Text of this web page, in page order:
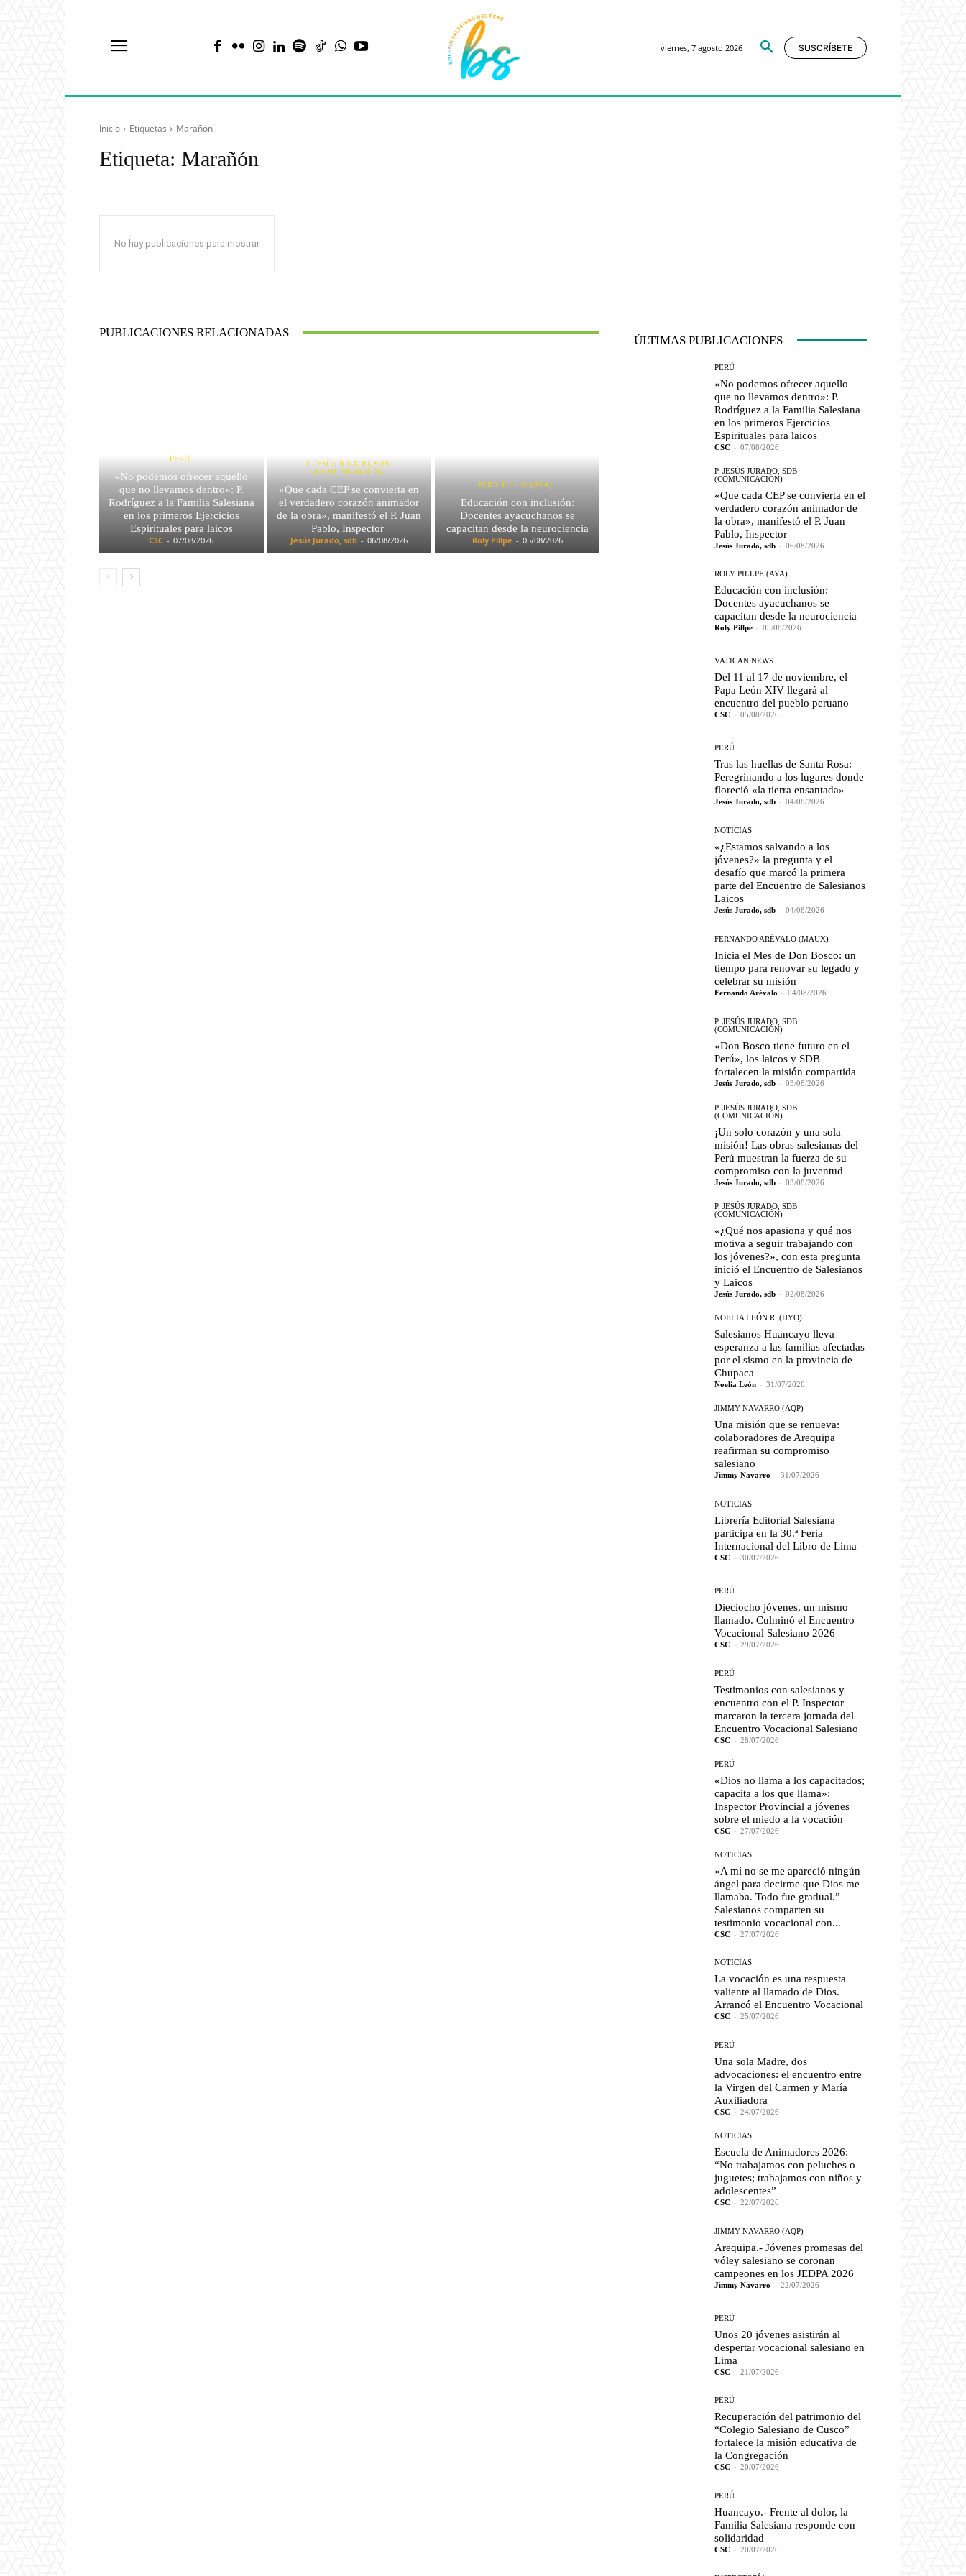
viernes, 7 agosto 2026 SUSCRÍBETE
Inicio Etiquetas Marañón
Etiqueta: Marañón
No hay publicaciones para mostrar
PUBLICACIONES RELACIONADAS
PERÚ
«No podemos ofrecer aquello
que no llevamos dentro»: P.
Rodríguez a la Familia Salesiana
en los primeros Ejercicios
Espirituales para laicos
CSC - 07/08/2026
P. JESÚS JURADO, SDB
(COMUNICACIÓN)
«Que cada CEP se convierta en
el verdadero corazón animador
de la obra», manifestó el P. Juan
Pablo, Inspector
Jesús Jurado, sdb - 06/08/2026
ROLY PILLPE (AYA)
Educación con inclusión:
Docentes ayacuchanos se
capacitan desde la neurociencia
Roly Pillpe - 05/08/2026
ÚLTIMAS PUBLICACIONES
PERÚ
«No podemos ofrecer aquello
que no llevamos dentro»: P.
Rodríguez a la Familia Salesiana
en los primeros Ejercicios
Espirituales para laicos
CSC - 07/08/2026
P. JESÚS JURADO, SDB
(COMUNICACIÓN)
«Que cada CEP se convierta en el
verdadero corazón animador de
la obra», manifestó el P. Juan
Pablo, Inspector
Jesús Jurado, sdb - 06/08/2026
ROLY PILLPE (AYA)
Educación con inclusión:
Docentes ayacuchanos se
capacitan desde la neurociencia
Roly Pillpe - 05/08/2026
VATICAN NEWS
Del 11 al 17 de noviembre, el
Papa León XIV llegará al
encuentro del pueblo peruano
CSC - 05/08/2026
PERÚ
Tras las huellas de Santa Rosa:
Peregrinando a los lugares donde
floreció «la tierra ensantada»
Jesús Jurado, sdb - 04/08/2026
NOTICIAS
«¿Estamos salvando a los
jóvenes?» la pregunta y el
desafío que marcó la primera
parte del Encuentro de Salesianos
Laicos
Jesús Jurado, sdb - 04/08/2026
FERNANDO ARÉVALO (MAUX)
Inicia el Mes de Don Bosco: un
tiempo para renovar su legado y
celebrar su misión
Fernando Arévalo - 04/08/2026
P. JESÚS JURADO, SDB
(COMUNICACIÓN)
«Don Bosco tiene futuro en el
Perú», los laicos y SDB
fortalecen la misión compartida
Jesús Jurado, sdb - 03/08/2026
P. JESÚS JURADO, SDB
(COMUNICACIÓN)
¡Un solo corazón y una sola
misión! Las obras salesianas del
Perú muestran la fuerza de su
compromiso con la juventud
Jesús Jurado, sdb - 03/08/2026
P. JESÚS JURADO, SDB
(COMUNICACIÓN)
«¿Qué nos apasiona y qué nos
motiva a seguir trabajando con
los jóvenes?», con esta pregunta
inició el Encuentro de Salesianos
y Laicos
Jesús Jurado, sdb - 02/08/2026
NOELIA LEÓN R. (HYO)
Salesianos Huancayo lleva
esperanza a las familias afectadas
por el sismo en la provincia de
Chupaca
Noelia León - 31/07/2026
JIMMY NAVARRO (AQP)
Una misión que se renueva:
colaboradores de Arequipa
reafirman su compromiso
salesiano
Jimmy Navarro - 31/07/2026
NOTICIAS
Librería Editorial Salesiana
participa en la 30.ª Feria
Internacional del Libro de Lima
CSC - 30/07/2026
PERÚ
Dieciocho jóvenes, un mismo
llamado. Culminó el Encuentro
Vocacional Salesiano 2026
CSC - 29/07/2026
PERÚ
Testimonios con salesianos y
encuentro con el P. Inspector
marcaron la tercera jornada del
Encuentro Vocacional Salesiano
CSC - 28/07/2026
PERÚ
«Dios no llama a los capacitados;
capacita a los que llama»:
Inspector Provincial a jóvenes
sobre el miedo a la vocación
CSC - 27/07/2026
NOTICIAS
«A mí no se me apareció ningún
ángel para decirme que Dios me
llamaba. Todo fue gradual.” –
Salesianos comparten su
testimonio vocacional con...
CSC - 27/07/2026
NOTICIAS
La vocación es una respuesta
valiente al llamado de Dios.
Arrancó el Encuentro Vocacional
CSC - 25/07/2026
PERÚ
Una sola Madre, dos
advocaciones: el encuentro entre
la Virgen del Carmen y María
Auxiliadora
CSC - 24/07/2026
NOTICIAS
Escuela de Animadores 2026:
“No trabajamos con peluches o
juguetes; trabajamos con niños y
adolescentes”
CSC - 22/07/2026
JIMMY NAVARRO (AQP)
Arequipa.- Jóvenes promesas del
vóley salesiano se coronan
campeones en los JEDPA 2026
Jimmy Navarro - 22/07/2026
PERÚ
Unos 20 jóvenes asistirán al
despertar vocacional salesiano en
Lima
CSC - 21/07/2026
PERÚ
Recuperación del patrimonio del
“Colegio Salesiano de Cusco”
fortalece la misión educativa de
la Congregación
CSC - 20/07/2026
PERÚ
Huancayo.- Frente al dolor, la
Familia Salesiana responde con
solidaridad
CSC - 20/07/2026